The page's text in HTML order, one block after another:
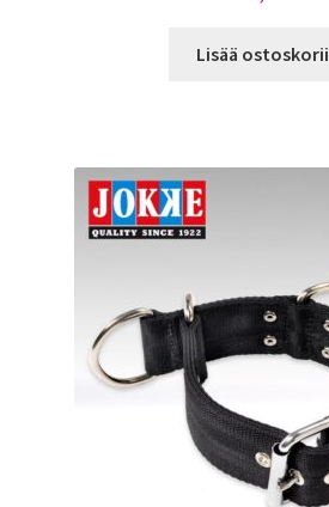
Lisää